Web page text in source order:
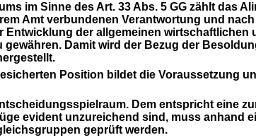
im Sinne des Art. 33 Abs. 5 GG zählt das
Amt verbundenen Verantwortung und
der allgemeinen wirtschaftlichen
Damit wird der Bezug der
Position bildet die Voraussetzung
Dem entspricht eine
evident unzureichend sind, muss anhand
geprüft werden.